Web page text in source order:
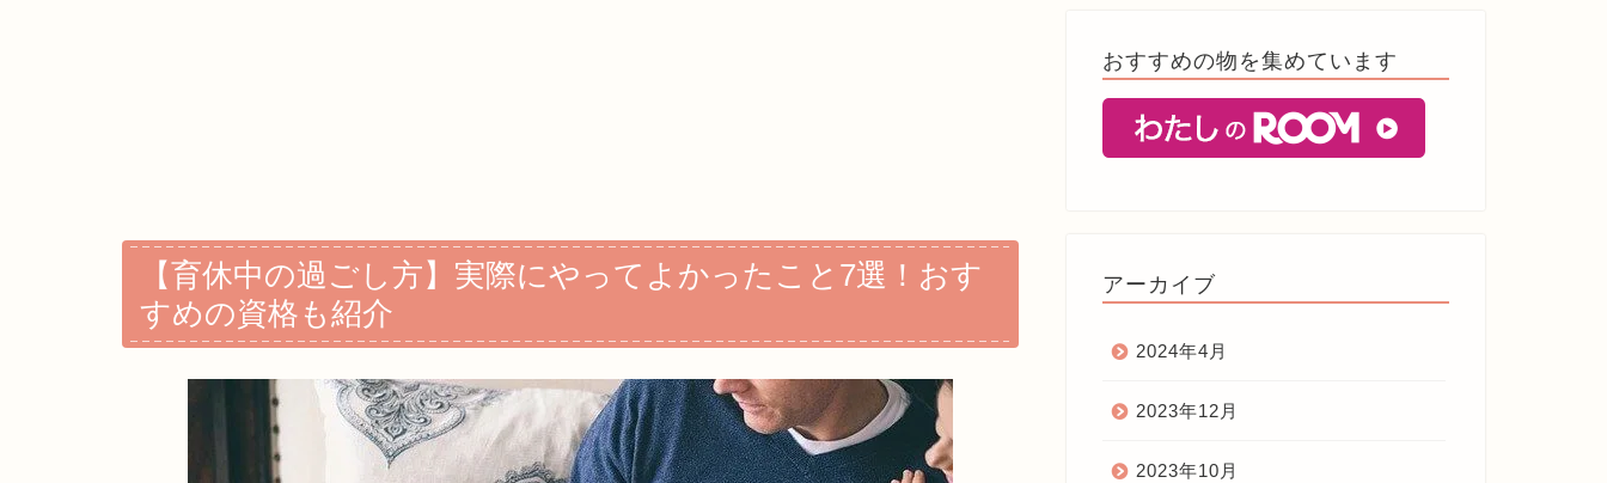
【育休中の過ごし方】実際にやってよかったこと7選！おす
すめの資格も紹介
おすすめの物を集めています
アーカイブ
2024年4月
2023年12月
2023年10月